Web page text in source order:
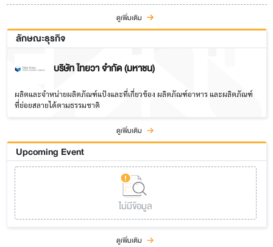
ดูเพิ่มเติม
ลักษณะธุรกิจ
บริษัท ไทยวา จำกัด (มหาชน)
ผลิตและจําหน่ายผลิตภัณฑ์แป้งและที่เกี่ยวข้อง ผลิตภัณฑ์อาหาร และผลิตภัณฑ์
ที่ย่อยสลายได้ตามธรรมชาติ
ดูเพิ่มเติม
Upcoming Event
ไม่มีข้อมูล
ดูเพิ่มเติม